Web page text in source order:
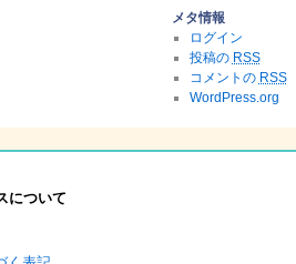
メタ情報
ログイン
投稿の RSS
コメントの RSS
WordPress.org
について